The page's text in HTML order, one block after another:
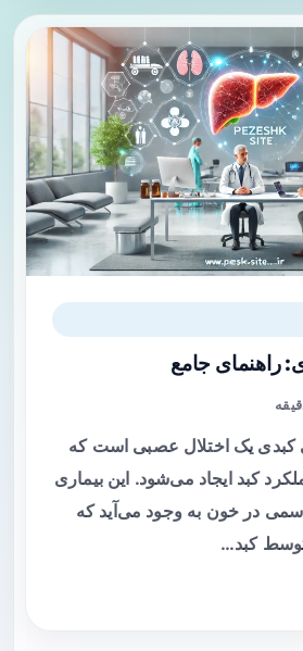
راهنمای جامع
کبدی یک اختلال عصبی است که
کبد ایجاد می‌شود. این بیماری
سمی در خون به وجود می‌آید که
کبد…